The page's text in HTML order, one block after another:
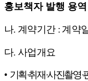
홍보책자 발행 용역
나. 계약기간 : 계약
다. 사업개요
• 기획·취재·사진촬영·